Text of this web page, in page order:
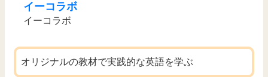
イーコラボ
イーコラボ
オリジナルの教材で実践的な英語を学ぶ